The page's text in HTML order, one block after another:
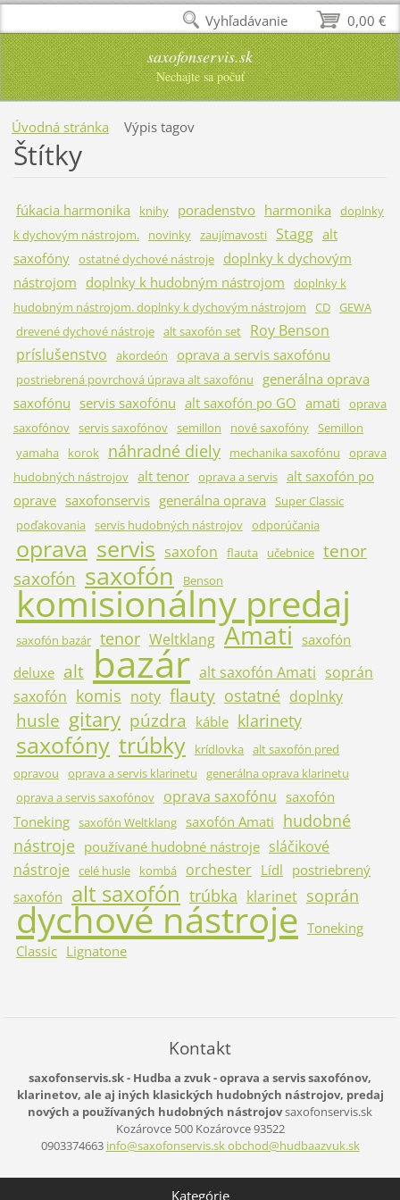
saxofonservis.sk
Nechajte sa počuť
Úvodná stránka Výpis tagov
Štítky
fúkacia harmonika knihy poradenstvo harmonika
doplnky
k dychovým nástrojom.
novinky zaujímavosti Stagg alt
saxofóny ostatné dychové nástroje
doplnky k dychovým
nástrojom doplnky k hudobným nástrojom
doplnky k
hudobným nástrojom. doplnky k dychovým nástrojom
CD GEWA
drevené dychové nástroje alt saxofón set
Roy Benson
príslušenstvo
akordeón oprava a servis saxofónu
postriebrená povrchová úprava alt saxofónu
generálna oprava
saxofónu servis saxofónu alt saxofón po GO amati
oprava
saxofónov servis saxofónov semillon nové saxofóny Semillon
yamaha
korok náhradné diely mechanika saxofónu
oprava
hudobných nástrojov alt tenor oprava a servis alt saxofón po
oprave saxofonservis generálna oprava
Super Classic
poďakovania servis hudobných nástrojov odporúčania
oprava servis saxofon flauta učebnice tenor
saxofón saxofón Benson
komisionálny predaj
saxofón bazár tenor Weltklang Amati saxofón
deluxe alt bazár alt saxofón Amati soprán
saxofón komis noty flauty ostatné doplnky
husle gitary púzdra káble klarinety
saxofóny trúbky krídlovka alt saxofón pred
opravou
oprava a servis klarinetu
generálna oprava klarinetu
oprava a servis saxofónov
oprava saxofónu saxofón
Toneking saxofón Weltklang saxofón Amati hudobné
nástroje používané hudobné nástroje sláčikové
nástroje celé husle kombá orchester Lídl postriebrený
saxofón alt saxofón trúbka klarinet soprán
dychové nástroje Toneking
Classic Lignatone
Kontakt
saxofonservis.sk - Hudba a zvuk - oprava a servis saxofónov,
klarinetov, ale aj iných klasických hudobných nástrojov, predaj
nových a používaných hudobných nástrojovsaxofonservis.sk
Kozárovce 500Kozárovce93522
0903374663 info@saxofonservis.sk obchod@hudbaazvuk.sk
Kategórie
0,00 €
Vyhľadávanie